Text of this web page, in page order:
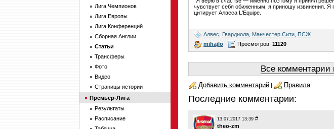
чувствует себя обиженным, я приношу извинения.
цитирует Алвеса L'Equipe.
Алвес Гвардиола Манчестер Сити ПСЖ
mihajlo
Просмотров: 11120
Все комментарии
Добавить комментарий | Правила
Последние комментарии:
13.07.2017 13:39 #
theo-zm
Лига Чемпионов
Лига Европы
Лига Конференций
Сборная Англии
Статьи
Трансферы
Фото
Видео
Страницы истории
Премьер-Лига
Результаты
Расписание